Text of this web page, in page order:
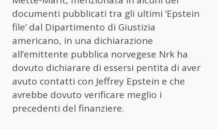
documenti pubblicati tra gli ultimi ‘Epstein
file’ dal Dipartimento di Giustizia
americano, in una dichiarazione
all’emittente pubblica norvegese Nrk ha
dovuto dichiarare di essersi pentita di aver
avuto contatti con Jeffrey Epstein e che
avrebbe dovuto verificare meglio i
precedenti del finanziere.